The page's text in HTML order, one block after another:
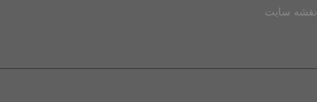
نقشه سایت